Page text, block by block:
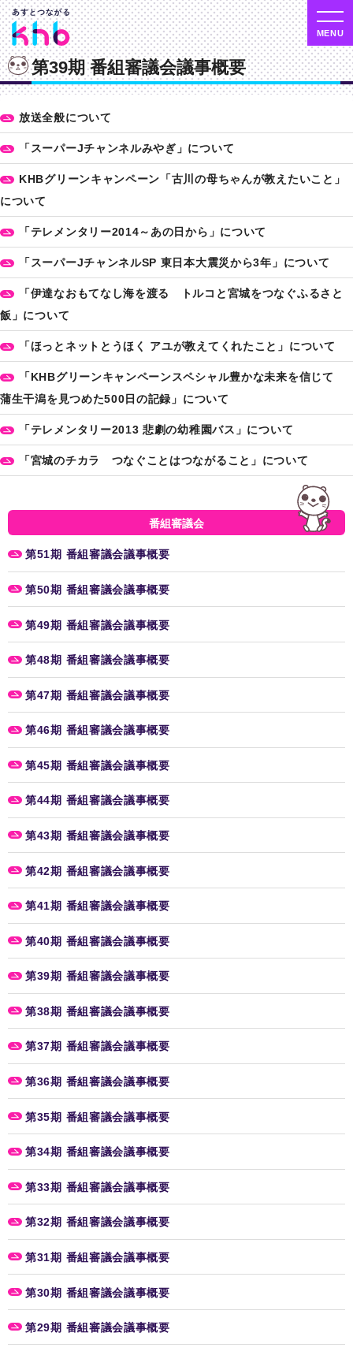
第39期 番組審議会議事概要
放送全般について
「スーパーJチャンネルみやぎ」について
KHBグリーンキャンペーン「古川の母ちゃんが教えたいこと」
について
「テレメンタリー2014～あの日から」について
「スーパーJチャンネルSP 東日本大震災から3年」について
「伊達なおもてなし海を渡る トルコと宮城をつなぐふるさと
飯」について
「ほっとネットとうほく アユが教えてくれたこと」について
「KHBグリーンキャンペーンスペシャル豊かな未来を信じて
蒲生干潟を見つめた500日の記録」について
「テレメンタリー2013 悲劇の幼稚園バス」について
「宮城のチカラ つなぐことはつながること」について
番組審議会
第51期 番組審議会議事概要
第50期 番組審議会議事概要
第49期 番組審議会議事概要
第48期 番組審議会議事概要
第47期 番組審議会議事概要
第46期 番組審議会議事概要
第45期 番組審議会議事概要
第44期 番組審議会議事概要
第43期 番組審議会議事概要
第42期 番組審議会議事概要
第41期 番組審議会議事概要
第40期 番組審議会議事概要
第39期 番組審議会議事概要
第38期 番組審議会議事概要
第37期 番組審議会議事概要
第36期 番組審議会議事概要
第35期 番組審議会議事概要
第34期 番組審議会議事概要
第33期 番組審議会議事概要
第32期 番組審議会議事概要
第31期 番組審議会議事概要
第30期 番組審議会議事概要
第29期 番組審議会議事概要